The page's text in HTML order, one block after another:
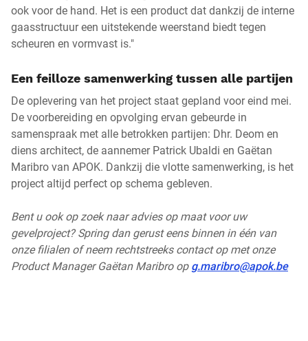
ook voor de hand. Het is een product dat dankzij de interne
gaasstructuur een uitstekende weerstand biedt tegen
scheuren en vormvast is."
Een feilloze samenwerking tussen alle partijen
De oplevering van het project staat gepland voor eind mei.
De voorbereiding en opvolging ervan gebeurde in
samenspraak met alle betrokken partijen: Dhr. Deom en
diens architect, de aannemer Patrick Ubaldi en Gaëtan
Maribro van APOK. Dankzij die vlotte samenwerking, is het
project altijd perfect op schema gebleven.
Bent u ook op zoek naar advies op maat voor uw
gevelproject? Spring dan gerust eens binnen in één van
onze filialen of neem rechtstreeks contact op met onze
Product Manager Gaëtan Maribro op g.maribro@apok.be